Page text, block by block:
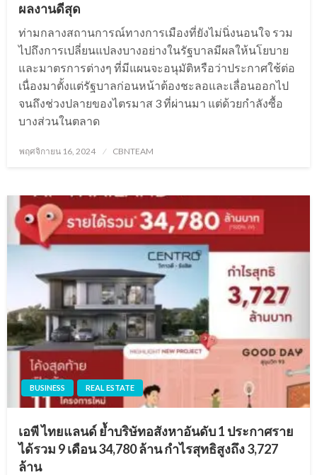
ผลงานดีสุด
ท่ามกลางสถานการณ์ทางการเมืองที่ยังไม่นิ่งนอนใจ รวม
ไปถึงการเปลี่ยนแปลงบางอย่างในรัฐบาลมีผลให้นโยบาย
และมาตรการต่างๆ ที่มีแผนจะอนุมัติหรือว่าประกาศใช้ต่อ
เนื่องมาตั้งแต่รัฐบาลก่อนหน้าต้องชะลอและเลื่อนออกไป
จนถึงช่วงปลายของไตรมาส 3 ที่ผ่านมา แต่ด้วยกำลังซื้อ
บางส่วนในตลาด
Posted
พฤศจิกายน 16, 2024 CBNTEAM
BUSINESS REAL ESTATE
เอพี ไทยแลนด์ ย้ำบริษัทอสังหาอันดับ 1 ประกาศราย
ได้รวม 9 เดือน 34,780 ล้าน กำไรสุทธิสูงถึง 3,727
ล้าน